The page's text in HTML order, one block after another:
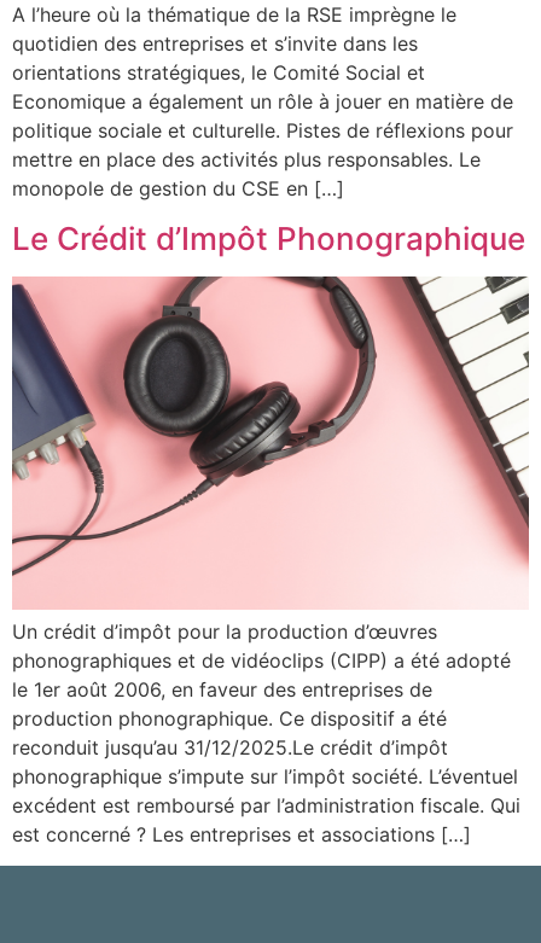
A l’heure où la thématique de la RSE imprègne le
quotidien des entreprises et s’invite dans les
orientations stratégiques, le Comité Social et
Economique a également un rôle à jouer en matière de
politique sociale et culturelle. Pistes de réflexions pour
mettre en place des activités plus responsables. Le
monopole de gestion du CSE en […]
Le Crédit d’Impôt Phonographique
Un crédit d’impôt pour la production d’œuvres
phonographiques et de vidéoclips (CIPP) a été adopté
le 1er août 2006, en faveur des entreprises de
production phonographique. Ce dispositif a été
reconduit jusqu’au 31/12/2025.Le crédit d’impôt
phonographique s’impute sur l’impôt société. L’éventuel
excédent est remboursé par l’administration fiscale. Qui
est concerné ? Les entreprises et associations […]